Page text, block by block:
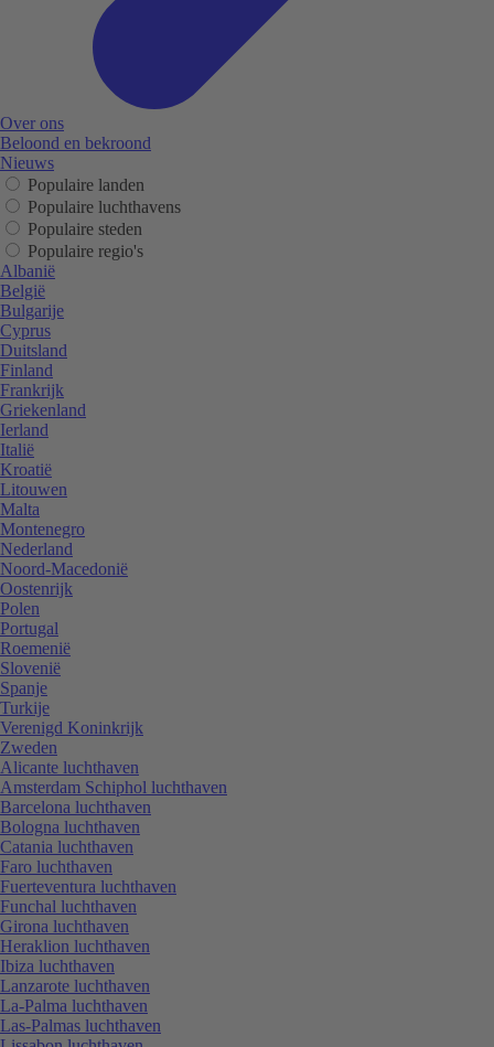
Over ons
Beloond en bekroond
Nieuws
Populaire landen
Populaire luchthavens
Populaire steden
Populaire regio's
Albanië
België
Bulgarije
Cyprus
Duitsland
Finland
Frankrijk
Griekenland
Ierland
Italië
Kroatië
Litouwen
Malta
Montenegro
Nederland
Noord-Macedonië
Oostenrijk
Polen
Portugal
Roemenië
Slovenië
Spanje
Turkije
Verenigd Koninkrijk
Zweden
Alicante luchthaven
Amsterdam Schiphol luchthaven
Barcelona luchthaven
Bologna luchthaven
Catania luchthaven
Faro luchthaven
Fuerteventura luchthaven
Funchal luchthaven
Girona luchthaven
Heraklion luchthaven
Ibiza luchthaven
Lanzarote luchthaven
La-Palma luchthaven
Las-Palmas luchthaven